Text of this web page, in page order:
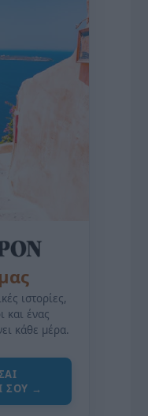
ιστορίες,
και ένας
κάθε μέρα.
ΣΟΥ →